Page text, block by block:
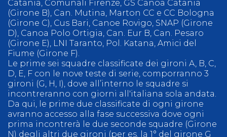
Catania, Comunali Firenze, GS Canoa Catania
(Girone B), Can. Mutina, Marton CC e CC Bologna
(Girone C), Cus Bari, Canoe Rovigo, SNAP (Girone
D), Canoa Polo Ortigia, Can. Eur B, Can. Pesaro
(Girone E), LNI Taranto, Pol. Katana, Amici del
Fiume (Girone F).
Le prime sei squadre classificate dei gironi A, B, C,
D, E, F con le nove teste di serie, comporranno 3
gironi (G, H, I), dove all’interno le squadre si
incontreranno con giorni all'italiana sola andata.
Da qui, le prime due classificate di ogni girone
avranno accesso alla fase successiva dove ogni
prima incontrerà le due seconde squadre (Girone
N) degli altri due gironi (per es. la 1° del girone G